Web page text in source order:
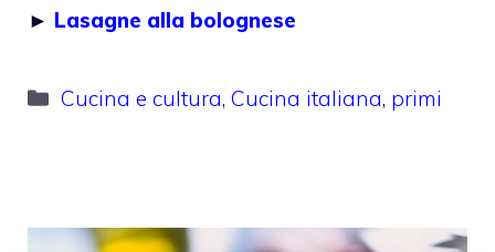
► Lasagne alla bolognese
Categorie
Cucina e cultura,Cucina italiana, primi